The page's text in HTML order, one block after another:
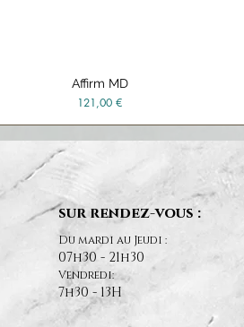
Vista rápida
Affirm MD
Precio
121,00 €
sur rendez-vous :
Du mardi au Jeudi :
07h30 - 21h30
Vendredi:
7h30 - 13H